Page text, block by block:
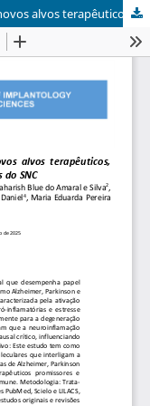
Neuroinflamação e neurodegeneração: novos alvos terapêuticos, Alzheimer, Parkinson e doenças autoimunes do SNC